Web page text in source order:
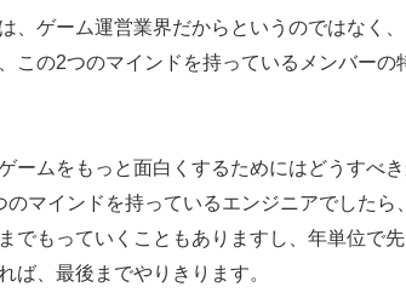
、ゲーム運営業界だからというのではなく
この2つのマインドを持っているメンバーの
ームをもっと面白くするためにはどうすべ
のマインドを持っているエンジニアでしたら
でもっていくこともありますし、年単位で
ば、最後までやりきります。